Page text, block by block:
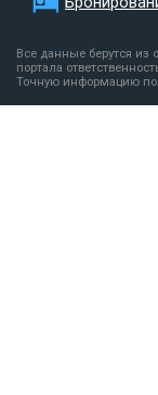
Все данные берутся из
портала
Точную информацию по